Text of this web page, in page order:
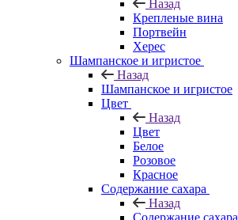
Назад
Крепленые вина
Портвейн
Херес
Шампанское и игристое
Назад
Шампанское и игристое
Цвет
Назад
Цвет
Белое
Розовое
Красное
Содержание сахара
Назад
Содержание сахара